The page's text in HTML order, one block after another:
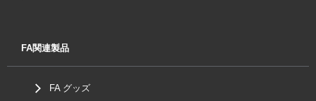
FA関連製品
FA グッズ